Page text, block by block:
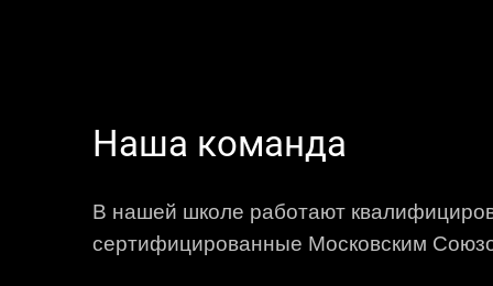
Наша команда
В нашей школе работают
сертифицированные Московским